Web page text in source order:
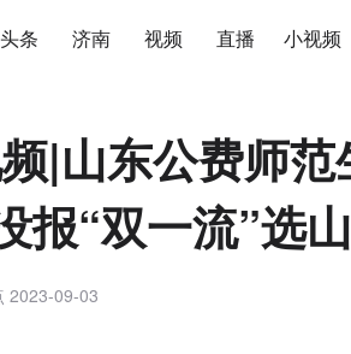
头条 济南 视频 直播 小视频
|山东公费师范
报“双一流”选
2023-09-03